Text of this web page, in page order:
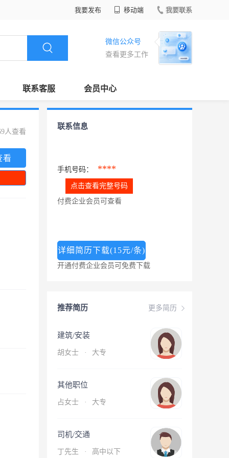
我要发布 移动端 我要联系
微信公众号
查看更多工作
联系客服 会员中心
人查看
看
联系信息
手机号码： ****
点击查看完整号码
付费企业会员可查看
详细简历下载(15元/条)
开通付费企业会员可免费下载
更多简历
推荐简历
建筑/安装
胡女士 · 大专
其他职位
占女士 · 大专
司机/交通
丁先生 · 高中以下